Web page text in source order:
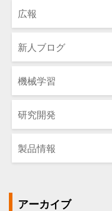
広報
新人ブログ
機械学習
研究開発
製品情報
アーカイブ